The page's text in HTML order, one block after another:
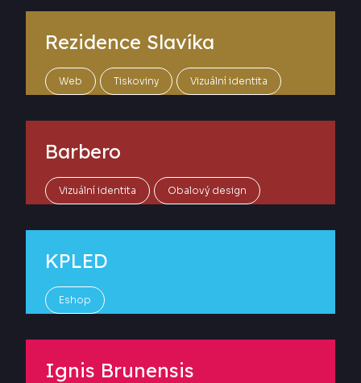
Rezidence Slavíka
Web Tiskoviny Vizuální identita
Barbero
Vizuální identita Obalový design
KPLED
Eshop
Ignis Brunensis